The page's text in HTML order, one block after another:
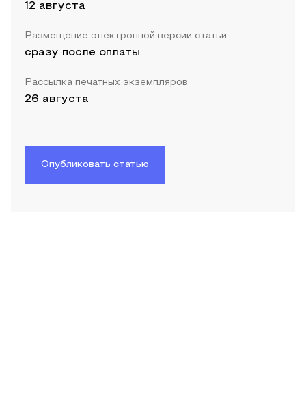
12 августа
Размещение электронной версии статьи
сразу после оплаты
Рассылка печатных экземпляров
26 августа
Опубликовать статью